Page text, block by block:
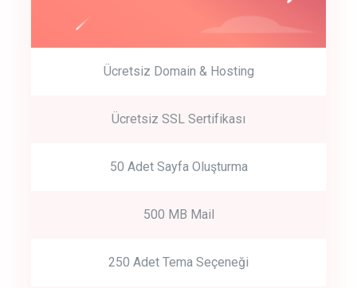
Get Started
Start by trying our service for 30 days free trial no credit card
Ücretsiz Domain & Hosting
Ücretsiz SSL Sertifikası
50 Adet Sayfa Oluşturma
500 MB Mail
250 Adet Tema Seçeneği